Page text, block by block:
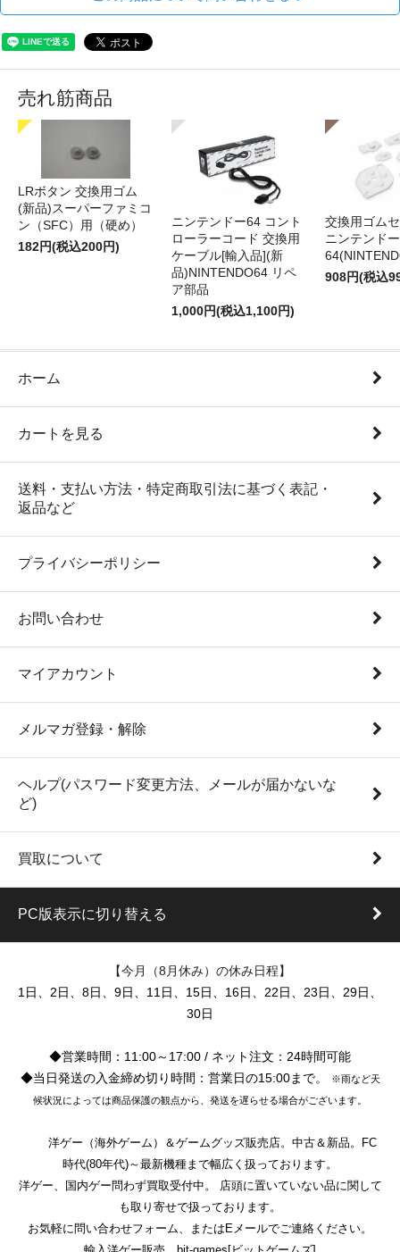
売れ筋商品
LRボタン 交換用ゴム
(新品)スーパーファミコ
ン（SFC）用（硬め）
182円(税込200円)
ニンテンドー64 コント
ローラーコード 交換用
ケーブル[輸入品](新
品)NINTENDO64 リペ
ア部品
1,000円(税込1,100円)
交換用ゴム
ニンテンドー
908円(税込
ホーム
カートを見る
送料・支払い方法・特定商取引法に基づく表記・
返品など
プライバシーポリシー
お問い合わせ
マイアカウント
メルマガ登録・解除
ヘルプ(パスワード変更方法、メールが届かないな
ど)
買取について
PC版表示に切り替える
【今月（8月休み）の休み日程】
1日、2日、8日、9日、11日、15日、16日、22日、23日、29日、
30日
◆営業時間：11:00～17:00 / ネット注文：24時間可能
◆当日発送の入金締め切り時間：営業日の15:00まで。
※雨など天
候状況によっては商品保護の観点から、発送を遅らせる場合がございます。
洋ゲー（海外ゲーム）＆ゲームグッズ販売店。中古＆新品。FC
時代(80年代)～最新機種まで幅広く扱っております。
洋ゲー、国内ゲー問わず買取受付中。 店頭に置いていない品に関して
も取り寄せで扱っております。
お気軽に問い合わせフォーム、またはEメールでご連絡ください。
輸入洋ゲー販売。bit-games[ビットゲームズ]